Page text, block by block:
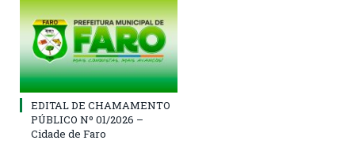
EDITAL DE CHAMAMENTO
PÚBLICO Nº 01/2026 –
Cidade de Faro